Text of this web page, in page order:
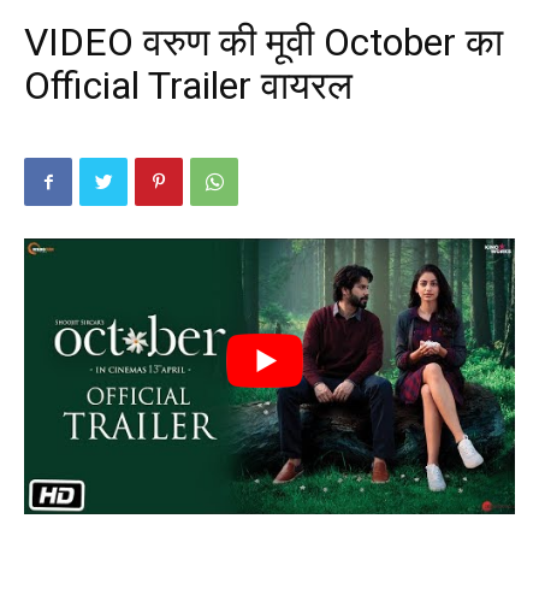
VIDEO वरुण की मूवी October का
Official Trailer वायरल